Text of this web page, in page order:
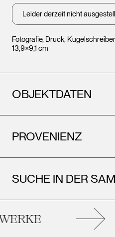
Leopold Museum,
Wien
Fotografie, Druck,
13,9×9,1 cm
Leider derzeit nicht
OBJEKTDATEN
PROVENIENZ
SUCHE IN DER